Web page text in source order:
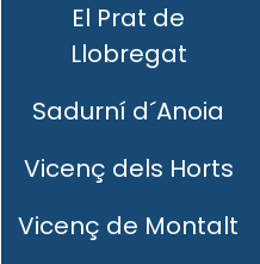
El Prat de
Llobregat
Sadurní d´Anoia
Vicenç dels Horts
Vicenç de Montalt